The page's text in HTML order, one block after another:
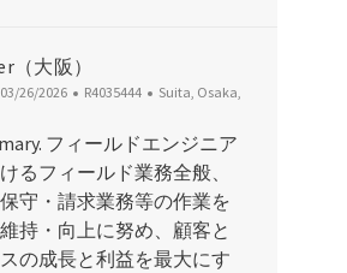
（大阪）
Posted Date
03/26/2026 Job Id
R4035444 Location
Suita, Osaka,
フィールドエンジニア
るフィールド業務全般、
守・請求業務等の作業を
持・向上に努め、顧客と
の成長と利益を最大にす